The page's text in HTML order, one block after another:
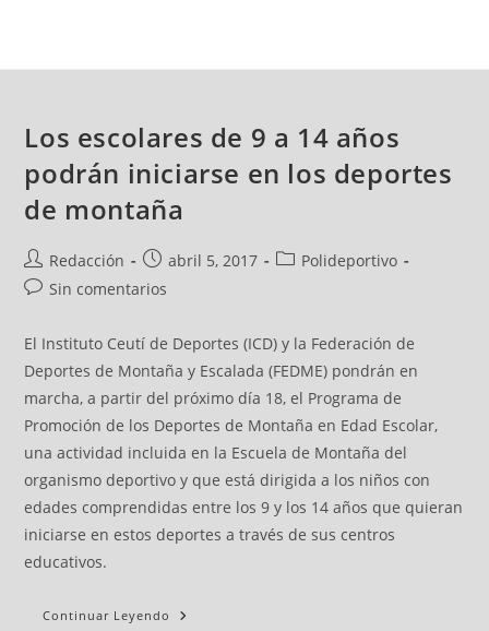
Los escolares de 9 a 14 años
podrán iniciarse en los deportes
de montaña
Redacción abril 5, 2017
Polideportivo
Sin comentarios
El Instituto Ceutí de Deportes (ICD) y la Federación de
Deportes de Montaña y Escalada (FEDME) pondrán en
marcha, a partir del próximo día 18, el Programa de
Promoción de los Deportes de Montaña en Edad Escolar,
una actividad incluida en la Escuela de Montaña del
organismo deportivo y que está dirigida a los niños con
edades comprendidas entre los 9 y los 14 años que quieran
iniciarse en estos deportes a través de sus centros
educativos.
Continuar Leyendo